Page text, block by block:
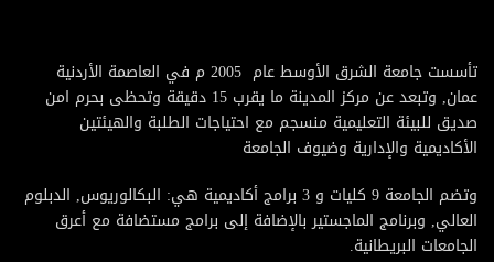
تأسست جامعة الشرق الأوسط عام 2005 م في العاصمة الأردنية
عمان, وتبعد عن مركز المدينة ما يقرب 15 دقيقة وتحظى بحرم امن
صديق للبيئة التعليمية منسجم مع احتياجات الطلبة والهيئتين
الأكاديمية والإدارية وضيوف الجامعة
وتضم الجامعة 9 كليات و 3 برامج أكاديمية هي: البكالوريوس, الدبلوم
العالي, وبرنامج الماجستير بالإضافة إلى برامج مستضافة مع أعرق
الجامعات البريطانية.